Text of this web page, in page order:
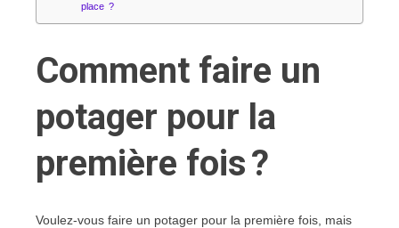
place ?
Comment faire un
potager pour la
première fois ?
Voulez-vous faire un potager pour la première fois, mais